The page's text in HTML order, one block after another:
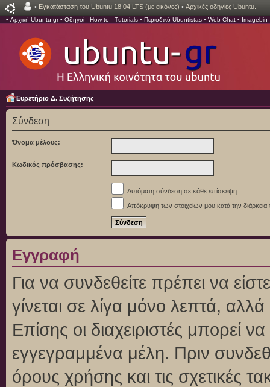
• Εγκατάσταση του Ubuntu 18.04 LTS (με εικόνες) • Αρχικές οδηγίες Ubuntu.
• Αρχική Ubuntu-gr• Οδηγοί - How to - Tutorials • Περιοδικό Ubuntistas • Web Chat • Imagebin
Ευρετήριο Δ. Συζήτησης
Σύνδεση
Όνομα μέλους:
Κωδικός πρόσβασης:
Αυτόματη σύνδεση σε κάθε επίσκεψη
Απόκρυψη των στοιχείων μου κατά την διάρκεια
Εγγραφή
Για να συνδεθείτε πρέπει να
γίνεται σε λίγα μόνο λεπτά,
Επίσης οι διαχειριστές μπορεί
εγγεγραμμένα μέλη. Πριν
όρους χρήσης και τις σχετικές